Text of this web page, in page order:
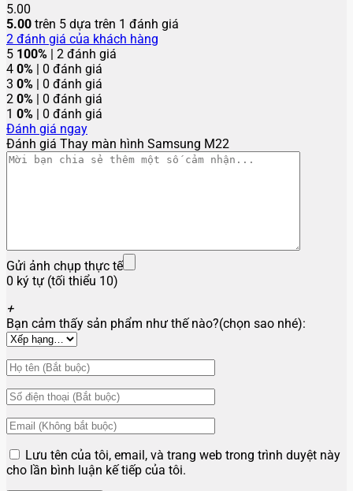
5.00
5.00 trên 5 dựa trên 1 đánh giá
2 đánh giá của khách hàng
5 100% | 2 đánh giá
4 0% | 0 đánh giá
3 0% | 0 đánh giá
2 0% | 0 đánh giá
1 0% | 0 đánh giá
Đánh giá ngay
Đánh giá Thay màn hình Samsung M22
Gửi ảnh chụp thực tế
0 ký tự (tối thiểu 10)
+
Bạn cảm thấy sản phẩm như thế nào?(chọn sao nhé):
Lưu tên của tôi, email, và trang web trong trình duyệt này
cho lần bình luận kế tiếp của tôi.